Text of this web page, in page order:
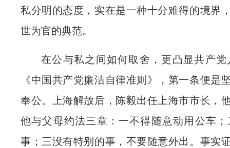
私分明的态度，实在是一种十分难得的境界
世为官的典范。
在公与私之间如何取舍，更凸显共产
《中国共产党廉洁自律准则》，第一条便是
奉公。上海解放后，陈毅出任上海市市长，
他与父母约法三章：一不得随意动用公车
事；三没有特别的事，不要随意外出。事实